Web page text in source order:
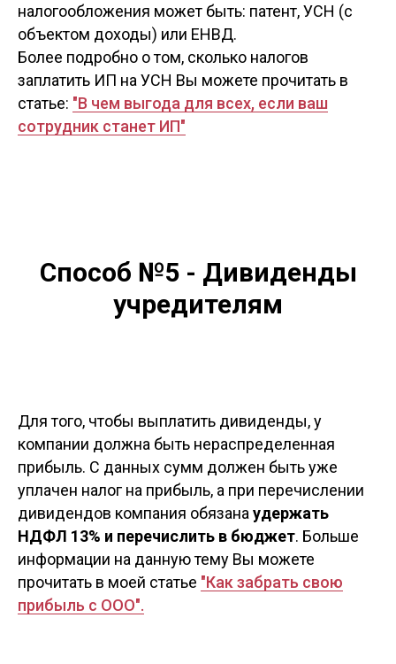
налогообложения может быть: патент, УСН (с
объектом доходы) или ЕНВД.
Более подробно о том, сколько налогов
заплатить ИП на УСН Вы можете прочитать в
статье: "В чем выгода для всех, если ваш
сотрудник станет ИП"
Способ №5 - Дивиденды
учредителям
Для того, чтобы выплатить дивиденды, у
компании должна быть нераспределенная
прибыль. С данных сумм должен быть уже
уплачен налог на прибыль, а при перечислении
дивидендов компания обязанаудержать
НДФЛ 13% и перечислить в бюджет. Больше
информации на данную тему Вы можете
прочитать в моей статье "Как забрать свою
прибыль с ООО".